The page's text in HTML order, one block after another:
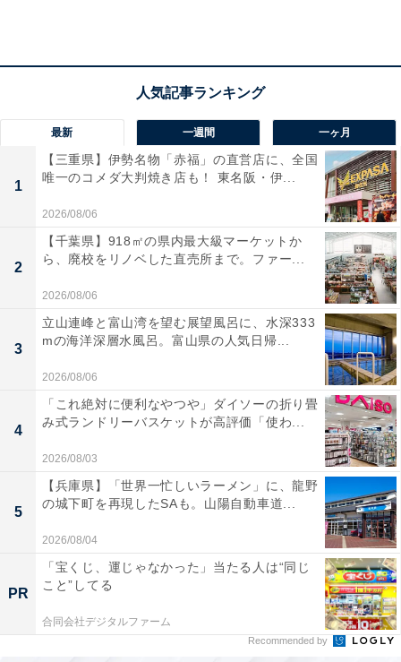
ど、ルーキーであるがゆえの臨場感溢れるプレーに関す
るコメントも見られました。
また「周囲に流されない芯の強さが好き（42歳男性）」
「イケメンだけど実は面白い。桜木花道との掛け合いが
面白い（39歳女性）」「ときどき、ちょっと抜けた場面
があるのもいい（37歳女性）」など、桜木花道と張り合
って赤木にゲンコツをもらったり、ぼそっと嫌味をつぶ
やいたりなど、クールな反面、面白いところを評価する
コメントも見られました。
回答者からの「好きなセリフ」では、口癖とも言える
「どあほう」が、「好きなシーン」では、最終巻での桜
木花道とのハイタッチの場面が多く挙げられました。
最新 一週間 一ヶ月
1
【三重県】伊勢名物「赤福」の直営店に、全国
唯一のコメダ大判焼き店も！ 東名阪・伊...
2026/08/06
2
【千葉県】918㎡の県内最大級マーケットか
ら、廃校をリノベした直売所まで。ファー...
2026/08/06
3
立山連峰と富山湾を望む展望風呂に、水深333
mの海洋深層水風呂。富山県の人気日帰...
2026/08/06
4
「これ絶対に便利なやつや」ダイソーの折り畳
み式ランドリーバスケットが高評価「使わ...
2026/08/03
5
【兵庫県】「世界一忙しいラーメン」に、龍野
の城下町を再現したSAも。山陽自動車道...
2026/08/04
PR
「宝くじ、運じゃなかった」当たる人は“同じ
こと”してる
合同会社デジタルファーム
Recommended by